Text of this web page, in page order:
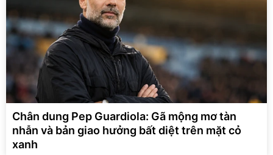
Chân dung Pep Guardiola: Gã mộng mơ tàn
nhẫn và bản giao hưởng bất diệt trên mặt cỏ
xanh